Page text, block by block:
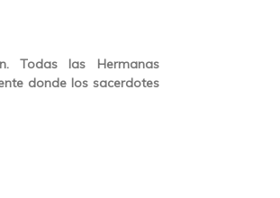
Todas las Hermanas
donde los sacerdotes